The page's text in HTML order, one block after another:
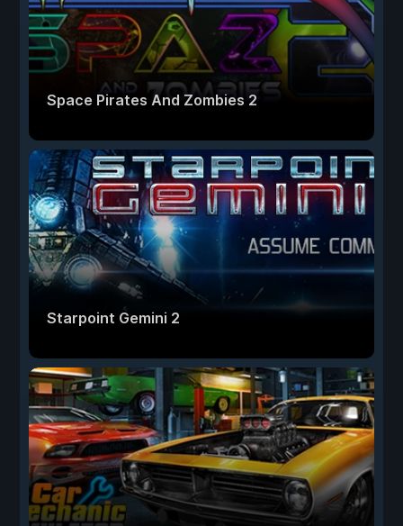
Space Pirates And Zombies 2
Starpoint Gemini 2